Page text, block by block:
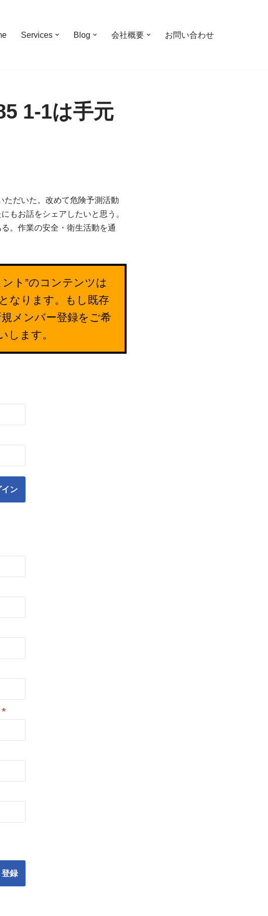
Services Blog 会社概要 お問い合わせ
1-1は手元
ただいた。改めて危険予測活動
もお話をシェアしたいと思う。
。作業の安全・衛生活動を通
ト”のコンテンツは
なります。もし既存
メンバー登録をご希
します。
*